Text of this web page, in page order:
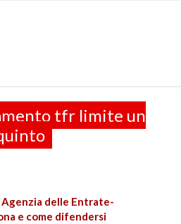
tfr limite un
delle Entrate-
e come difendersi